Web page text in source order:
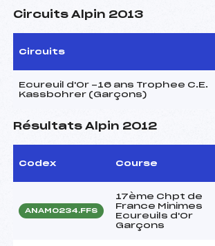
Circuits Alpin 2013
Circuits
Ecureuil d'Or -16 ans Trophee C.E.
Kassbohrer (Garçons)
Résultats Alpin 2012
Codex Course
ANAM0234.FFS
17ème Chpt de
France Minimes
Ecureuils d'Or
Garçons